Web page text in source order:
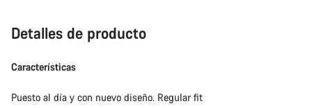
Detalles de producto
Características
Puesto al día y con nuevo diseño. Regular fit